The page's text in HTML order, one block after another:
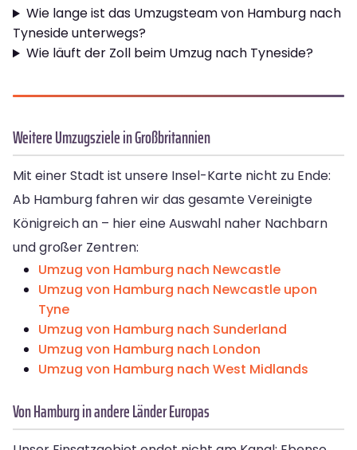
Wie lange ist das Umzugsteam von Hamburg nach
Tyneside unterwegs?
Wie läuft der Zoll beim Umzug nach Tyneside?
Weitere Umzugsziele in Großbritannien
Mit einer Stadt ist unsere Insel-Karte nicht zu Ende:
Ab Hamburg fahren wir das gesamte Vereinigte
Königreich an – hier eine Auswahl naher Nachbarn
und großer Zentren:
Umzug von Hamburg nach Newcastle
Umzug von Hamburg nach Newcastle upon
Tyne
Umzug von Hamburg nach Sunderland
Umzug von Hamburg nach London
Umzug von Hamburg nach West Midlands
Von Hamburg in andere Länder Europas